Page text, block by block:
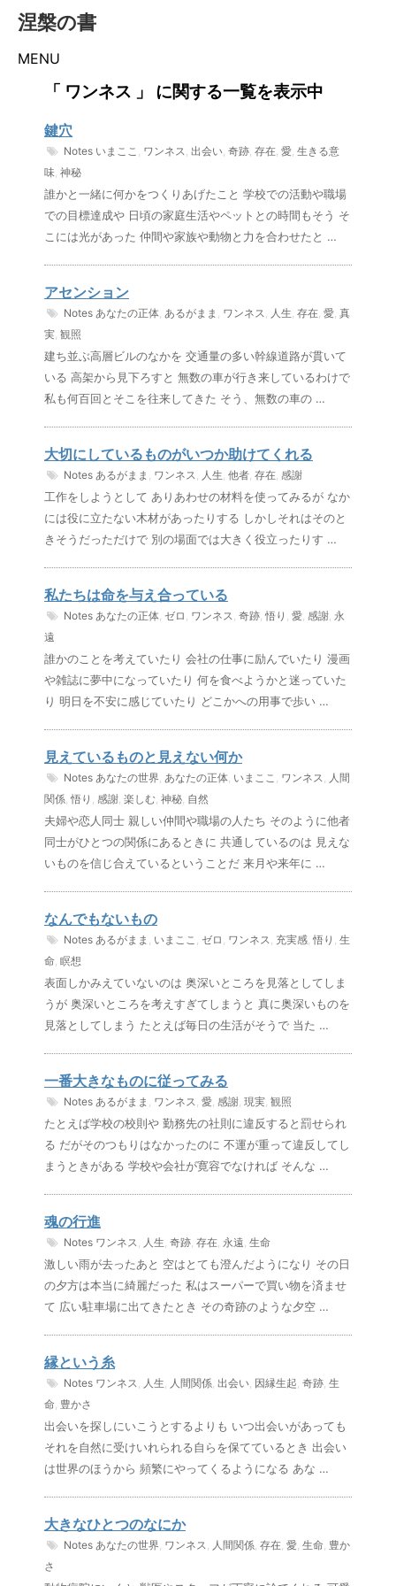
涅槃の書
MENU
「 ワンネス 」 に関する一覧を表示中
鍵穴
Notes いまここ , ワンネス, 出会い, 奇跡, 存在, 愛, 生きる意
味, 神秘
誰かと一緒に何かをつくりあげたこと 学校での活動や職場
での目標達成や 日頃の家庭生活やペットとの時間もそう そ
こには光があった 仲間や家族や動物と力を合わせたと …
アセンション
Notes あなたの正体, あるがまま , ワンネス, 人生, 存在, 愛, 真
実, 観照
建ち並ぶ高層ビルのなかを 交通量の多い幹線道路が貫いて
いる 高架から見下ろすと 無数の車が行き来しているわけで
私も何百回とそこを往来してきた そう、無数の車の …
大切にしているものがいつか助けてくれる
Notes あるがまま , ワンネス, 人生, 他者, 存在, 感謝
工作をしようとして ありあわせの材料を使ってみるが なか
には役に立たない木材があったりする しかしそれはそのと
きそうだっただけで 別の場面では大きく役立ったりす …
私たちは命を与え合っている
Notes あなたの正体, ゼロ , ワンネス, 奇跡,悟り , 愛, 感謝, 永
遠
誰かのことを考えていたり 会社の仕事に励んでいたり 漫画
や雑誌に夢中になっていたり 何を食べようかと迷っていた
り 明日を不安に感じていたり どこかへの用事で歩い …
見えているものと見えない何か
Notes あなたの世界, あなたの正体, いまここ , ワンネス, 人間
関係,悟り , 感謝, 楽しむ, 神秘, 自然
夫婦や恋人同士 親しい仲間や職場の人たち そのように他者
同士がひとつの関係にあるときに 共通しているのは 見えな
いものを信じ合えているということだ 来月や来年に …
なんでもないもの
Notes あるがまま , いまここ , ゼロ , ワンネス, 充実感,悟り , 生
命, 瞑想
表面しかみえていないのは 奥深いところを見落としてしま
うが 奥深いところを考えすぎてしまうと 真に奥深いものを
見落としてしまう たとえば毎日の生活がそうで 当た …
一番大きなものに従ってみる
Notes あるがまま , ワンネス, 愛, 感謝, 現実, 観照
たとえば学校の校則や 勤務先の社則に違反すると罰せられ
る だがそのつもりはなかったのに 不運が重って違反してし
まうときがある 学校や会社が寛容でなければ そんな …
魂の行進
Notes ワンネス, 人生, 奇跡, 存在, 永遠, 生命
激しい雨が去ったあと 空はとても澄んだようになり その日
の夕方は本当に綺麗だった 私はスーパーで買い物を済ませ
て 広い駐車場に出てきたとき その奇跡のような夕空 …
縁という糸
Notes ワンネス, 人生, 人間関係, 出会い, 因縁生起, 奇跡, 生
命, 豊かさ
出会いを探しにいこうとするよりも いつ出会いがあっても
それを自然に受けいれられる自らを保てているとき 出会い
は世界のほうから 頻繁にやってくるようになる あな …
大きなひとつのなにか
Notes あなたの世界, ワンネス, 人間関係, 存在, 愛, 生命, 豊か
さ